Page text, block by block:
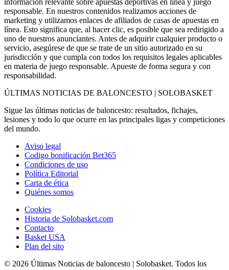
información relevante sobre apuestas deportivas en línea y juego
responsable. En nuestros contenidos realizamos acciones de
marketing y utilizamos enlaces de afiliados de casas de apuestas en
línea. Esto significa que, al hacer clic, es posible que sea redirigido a
uno de nuestros anunciantes. Antes de adquirir cualquier producto o
servicio, asegúrese de que se trate de un sitio autorizado en su
jurisdicción y que cumpla con todos los requisitos legales aplicables
en materia de juego responsable. Apueste de forma segura y con
responsabilidad.
ÚLTIMAS NOTICIAS DE BALONCESTO | SOLOBASKET
Sigue las últimas noticias de baloncesto: resultados, fichajes,
lesiones y todo lo que ocurre en las principales ligas y competiciones
del mundo.
Aviso legal
Codigo bonificación Bet365
Condiciones de uso
Política Editorial
Carta de ética
Quiénes somos
Cookies
Historia de Solobasket.com
Contacto
Basket USA
Plan del sito
© 2026 Últimas Noticias de baloncesto | Solobasket. Todos los